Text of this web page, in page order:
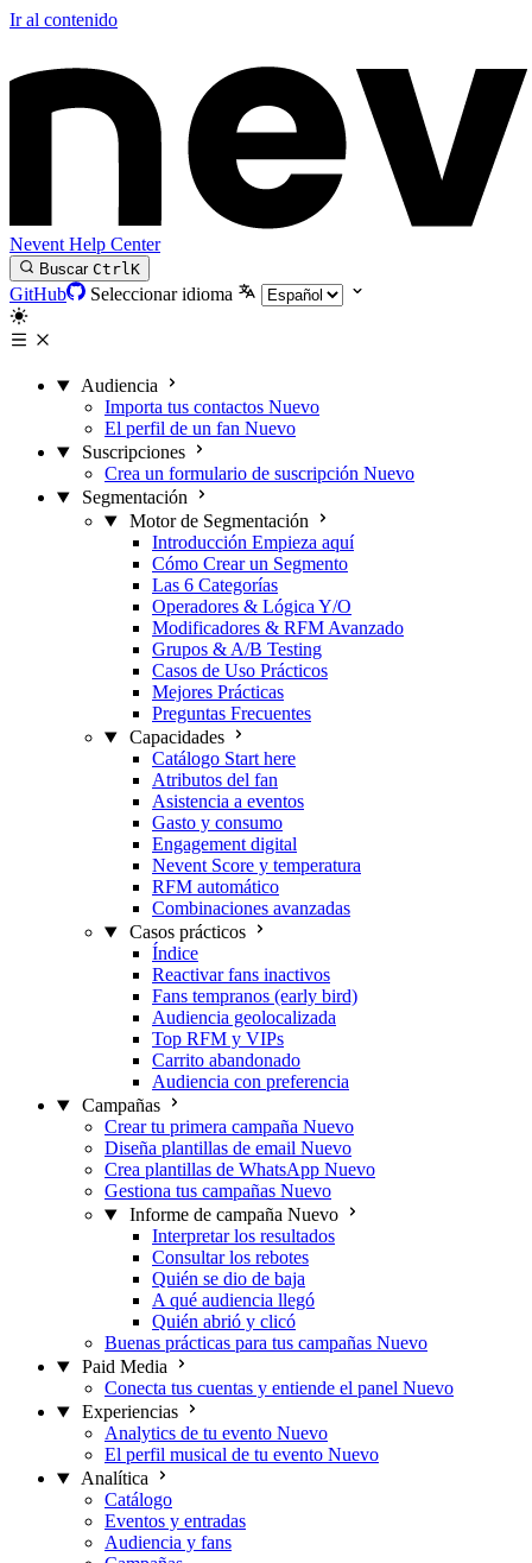
Ir al contenido
Nevent Help Center
Buscar CtrlK
GitHub Seleccionar idioma
Audiencia
Importa tus contactos Nuevo
El perfil de un fan Nuevo
Suscripciones
Crea un formulario de suscripción Nuevo
Segmentación
Motor de Segmentación
Introducción Empieza aquí
Cómo Crear un Segmento
Las 6 Categorías
Operadores & Lógica Y/O
Modificadores & RFM Avanzado
Grupos & A/B Testing
Casos de Uso Prácticos
Mejores Prácticas
Preguntas Frecuentes
Capacidades
Catálogo Start here
Atributos del fan
Asistencia a eventos
Gasto y consumo
Engagement digital
Nevent Score y temperatura
RFM automático
Combinaciones avanzadas
Casos prácticos
Índice
Reactivar fans inactivos
Fans tempranos (early bird)
Audiencia geolocalizada
Top RFM y VIPs
Carrito abandonado
Audiencia con preferencia
Campañas
Crear tu primera campaña Nuevo
Diseña plantillas de email Nuevo
Crea plantillas de WhatsApp Nuevo
Gestiona tus campañas Nuevo
Informe de campaña Nuevo
Interpretar los resultados
Consultar los rebotes
Quién se dio de baja
A qué audiencia llegó
Quién abrió y clicó
Buenas prácticas para tus campañas Nuevo
Paid Media
Conecta tus cuentas y entiende el panel Nuevo
Experiencias
Analytics de tu evento Nuevo
El perfil musical de tu evento Nuevo
Analítica
Catálogo
Eventos y entradas
Audiencia y fans